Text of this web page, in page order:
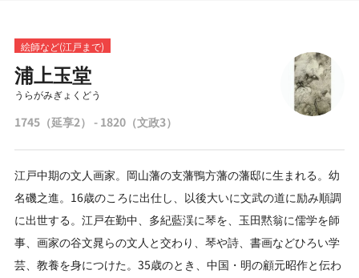
絵師など(江戸まで)
浦上玉堂
うらがみぎょくどう
1745（延享2） - 1820（文政3）
江戸中期の文人画家。岡山藩の支藩鴨方藩の藩邸に生まれる。幼
名磯之進。16歳のころに出仕し、以後大いに文武の道に励み順調
に出世する。江戸在勤中、多紀藍渓に琴を、玉田黙翁に儒学を師
事、画家の谷文晁らの文人と交わり、琴や詩、書画などひろい学
芸、教養を身につけた。35歳のとき、中国・明の顧元昭作と伝わ